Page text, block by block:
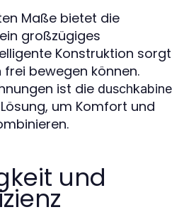
Maße bietet die
ein großzügiges
Konstruktion sorgt
bewegen können.
ist die duschkabine
um Komfort und
und